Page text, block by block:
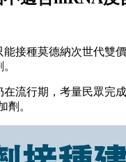
接種莫德納次世代
流行期，考量民眾
劑。